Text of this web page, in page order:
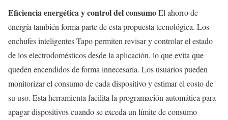
Eficiencia energética y control del consumoEl ahorro de
energía también forma parte de esta propuesta tecnológica. Los
enchufes inteligentes Tapo permiten revisar y controlar el estado
de los electrodomésticos desde la aplicación, lo que evita que
queden encendidos de forma innecesaria. Los usuarios pueden
monitorizar el consumo de cada dispositivo y estimar el costo de
su uso. Esta herramienta facilita la programación automática para
apagar dispositivos cuando se exceda un límite de consumo